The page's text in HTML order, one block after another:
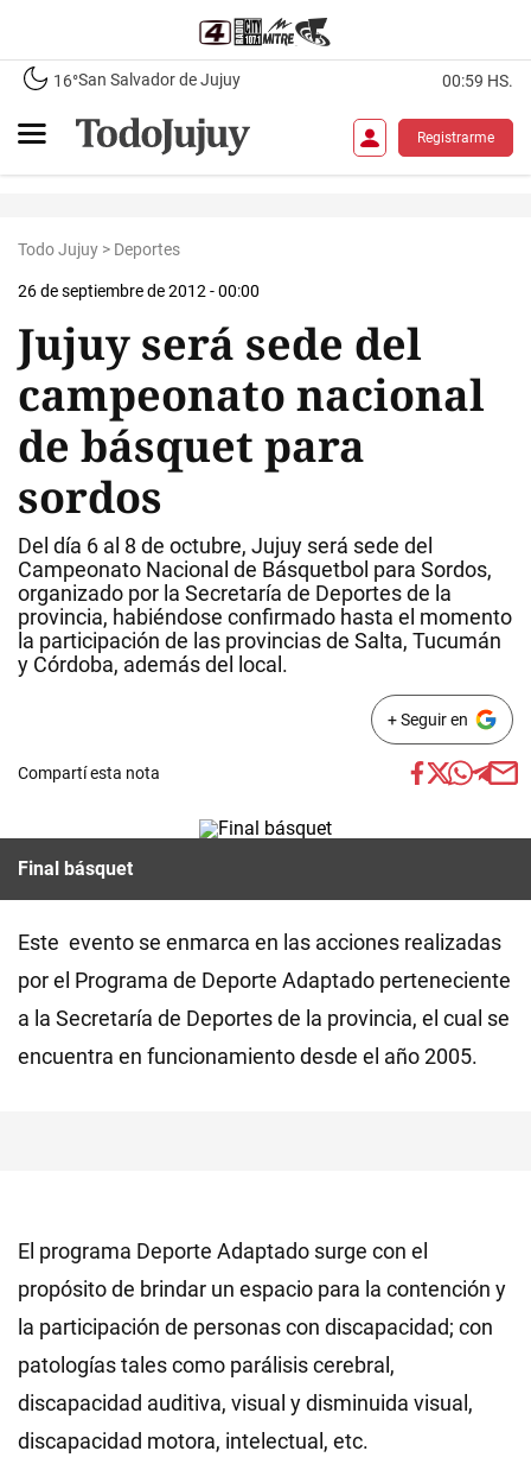
16°San Salvador de Jujuy 00:59 HS.
Registrarme
Todo Jujuy > Deportes
26 de septiembre de 2012 - 00:00
Jujuy será sede del
campeonato nacional
de básquet para
sordos
Del día 6 al 8 de octubre, Jujuy será sede del
Campeonato Nacional de Básquetbol para Sordos,
organizado por la Secretaría de Deportes de la
provincia, habiéndose confirmado hasta el momento
la participación de las provincias de Salta, Tucumán
y Córdoba, además del local.
+ Seguir en
Compartí esta nota
Final básquet
Este evento se enmarca en las acciones realizadas
por el Programa de Deporte Adaptado perteneciente
a la Secretaría de Deportes de la provincia, el cual se
encuentra en funcionamiento desde el año 2005.
El programa Deporte Adaptado surge con el
propósito de brindar un espacio para la contención y
la participación de personas con discapacidad; con
patologías tales como parálisis cerebral,
discapacidad auditiva, visual y disminuida visual,
discapacidad motora, intelectual, etc.